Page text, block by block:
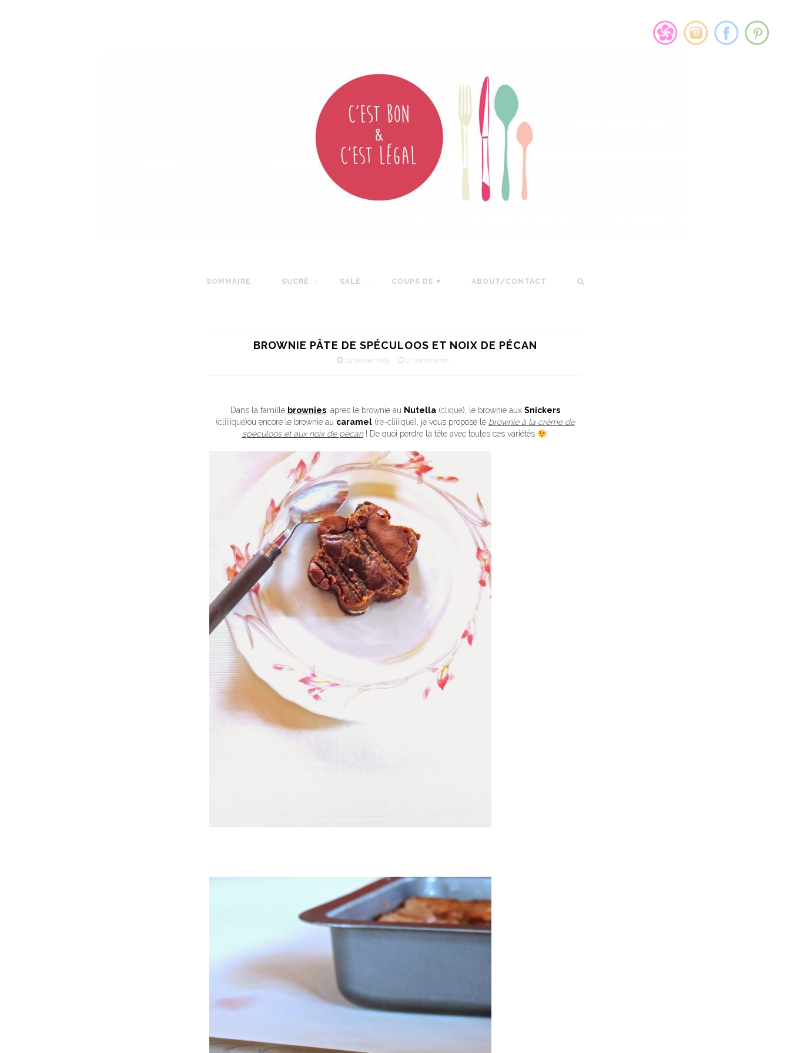
SOMMAIRE SUCRÉ SALÉ COUPS DE ♥ ABOUT/CONTACT
BROWNIE PÂTE DE SPÉCULOOS ET NOIX DE PÉCAN
21 février 2015 2 Comments
Dans la famille brownies, après le brownie au Nutella(clique), le brownie aux Snickers
(cliiiique)ou encore le brownie au caramel(re-cliiiique), je vous propose le brownie à la crème de
spéculooset aux noix de pécan! De quoi perdre la tête avec toutes ces variétés !